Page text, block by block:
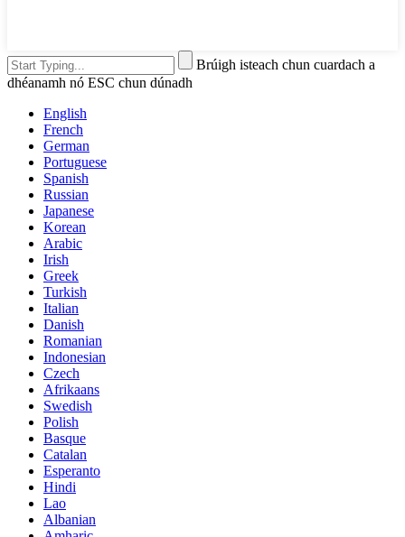
Brúigh isteach chun cuardach a
dhéanamh nó ESC chun dúnadh
English
French
German
Portuguese
Spanish
Russian
Japanese
Korean
Arabic
Irish
Greek
Turkish
Italian
Danish
Romanian
Indonesian
Czech
Afrikaans
Swedish
Polish
Basque
Catalan
Esperanto
Hindi
Lao
Albanian